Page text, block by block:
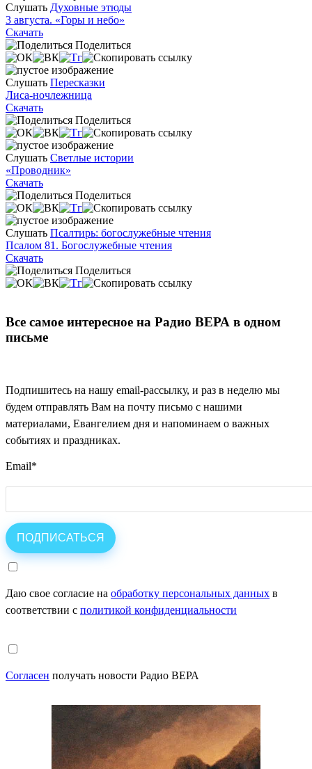
Слушать Духовные этюды
3 августа. «Горы и небо»
Скачать
Поделиться
Слушать Пересказки
Лиса-ночлежница
Скачать
Поделиться
Слушать Светлые истории
«Проводник»
Скачать
Поделиться
Слушать Псалтирь: богослужебные чтения
Псалом 81. Богослужебные чтения
Скачать
Поделиться
Все самое интересное на Радио ВЕРА в одном
письме
Подпишитесь на нашу email-рассылку, и раз в неделю мы
будем отправлять Вам на почту письмо с нашими
материалами, Евангелием дня и напоминаем о важных
событиях и праздниках.
Email*
Даю свое согласие на обработку персональных данных в
соответствии с политикой конфиденциальности
Согласен получать новости Радио ВЕРА